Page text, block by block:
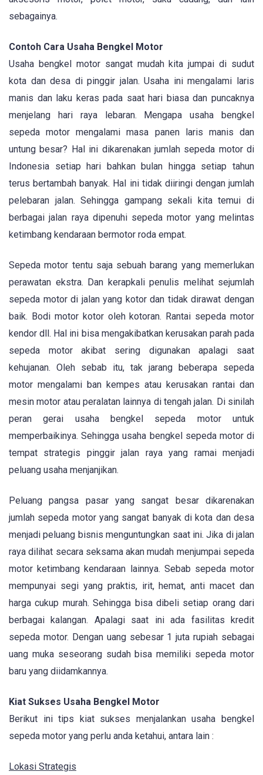
sebagainya.
Contoh Cara Usaha Bengkel Motor
Usaha bengkel motor sangat mudah kita jumpai di sudut
kota dan desa di pinggir jalan. Usaha ini mengalami laris
manis dan laku keras pada saat hari biasa dan puncaknya
menjelang hari raya lebaran. Mengapa usaha bengkel
sepeda motor mengalami masa panen laris manis dan
untung besar? Hal ini dikarenakan jumlah sepeda motor di
Indonesia setiap hari bahkan bulan hingga setiap tahun
terus bertambah banyak. Hal ini tidak diiringi dengan jumlah
pelebaran jalan. Sehingga gampang sekali kita temui di
berbagai jalan raya dipenuhi sepeda motor yang melintas
ketimbang kendaraan bermotor roda empat.
Sepeda motor tentu saja sebuah barang yang memerlukan
perawatan ekstra. Dan kerapkali penulis melihat sejumlah
sepeda motor di jalan yang kotor dan tidak dirawat dengan
baik. Bodi motor kotor oleh kotoran. Rantai sepeda motor
kendor dll. Hal ini bisa mengakibatkan kerusakan parah pada
sepeda motor akibat sering digunakan apalagi saat
kehujanan. Oleh sebab itu, tak jarang beberapa sepeda
motor mengalami ban kempes atau kerusakan rantai dan
mesin motor atau peralatan lainnya di tengah jalan. Di sinilah
peran gerai usaha bengkel sepeda motor untuk
memperbaikinya. Sehingga usaha bengkel sepeda motor di
tempat strategis pinggir jalan raya yang ramai menjadi
peluang usaha menjanjikan.
Peluang pangsa pasar yang sangat besar dikarenakan
jumlah sepeda motor yang sangat banyak di kota dan desa
menjadi peluang bisnis menguntungkan saat ini. Jika di jalan
raya dilihat secara seksama akan mudah menjumpai sepeda
motor ketimbang kendaraan lainnya. Sebab sepeda motor
mempunyai segi yang praktis, irit, hemat, anti macet dan
harga cukup murah. Sehingga bisa dibeli setiap orang dari
berbagai kalangan. Apalagi saat ini ada fasilitas kredit
sepeda motor. Dengan uang sebesar 1 juta rupiah sebagai
uang muka seseorang sudah bisa memiliki sepeda motor
baru yang diidamkannya.
Kiat Sukses Usaha Bengkel Motor
Berikut ini tips kiat sukses menjalankan usaha bengkel
sepeda motor yang perlu anda ketahui, antara lain :
Lokasi Strategis